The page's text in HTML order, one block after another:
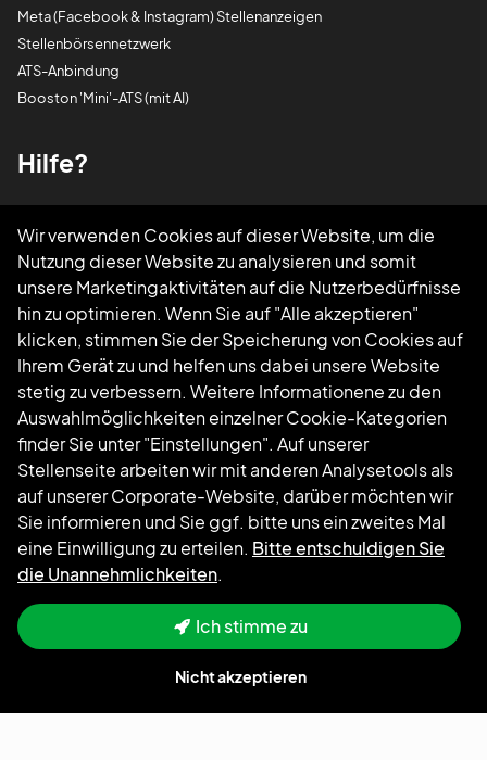
Meta (Facebook & Instagram) Stellenanzeigen
Stellenbörsennetzwerk
ATS-Anbindung
Booston 'Mini'-ATS (mit AI)
Hilfe?
Folgen Sie uns
Wir verwenden Cookies auf dieser Website, um die
Nutzung dieser Website zu analysieren und somit
unsere Marketingaktivitäten auf die Nutzerbedürfnisse
hin zu optimieren. Wenn Sie auf "Alle akzeptieren"
klicken, stimmen Sie der Speicherung von Cookies auf
Ihrem Gerät zu und helfen uns dabei unsere Website
stetig zu verbessern. Weitere Informationene zu den
Auswahlmöglichkeiten einzelner Cookie-Kategorien
finder Sie unter "Einstellungen". Auf unserer
Stellenseite arbeiten wir mit anderen Analysetools als
auf unserer Corporate-Website, darüber möchten wir
Sie informieren und Sie ggf. bitte uns ein zweites Mal
eine Einwilligung zu erteilen. Bitte entschuldigen Sie
die Unannehmlichkeiten.
Ich stimme zu
Nicht akzeptieren